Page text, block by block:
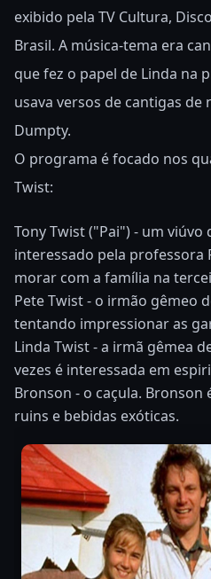
exibido pela TV Cultura,
Brasil. A música-tema era
que fez o papel de Linda na
usava versos de cantigas
Dumpty.
O programa é focado nos
Twist:
Tony Twist ("Pai") - um viúvo
interessado pela professora
morar com a família na
Pete Twist - o irmão gêmeo
tentando impressionar as
Linda Twist - a irmã gêmea
vezes é interessada em
Bronson - o caçula. Bronson
ruins e bebidas exóticas.